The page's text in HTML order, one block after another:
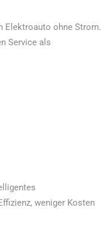
Elektroauto ohne Strom.
Service als
weniger Kosten